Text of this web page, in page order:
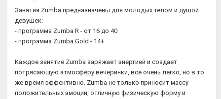
Занятия Zumba предназначены для молодых телом и душой
девушек:
- программа Zumba R - от 16 до 40
- программа Zumba Gold - 14+
Каждое занятие Zumba заряжает энергией и создает
потрясающую атмосферу вечеринки, все очень легко, но в то
же время эффективно. Zumba не только приносит массу
положительных эмоций, отличную физическую форму и